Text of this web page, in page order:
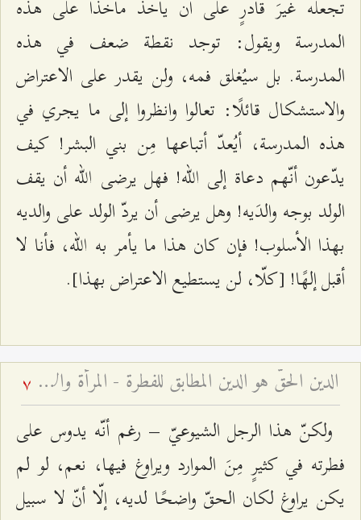
تجعله غيرَ قادرٍ على أن يأخذ مأخذًا على هذه
المدرسة ويقول: توجد نقطة ضعف في هذه
المدرسة. بل سيُغلق فمه، ولن يقدر على الاعتراض
والاستشكال قائلًا: تعالوا وانظروا إلى ما يجري في
هذه المدرسة، أيُعدّ أتباعها مِن بني البشر! كيف
يدّعون أنّهم دعاة إلى الله! فهل يرضى الله أن يقف
الولد بوجه والدَيه! وهل يرضى أن يردّ الولد على والديه
بهذا الأسلوب! فإن كان هذا ما يأمر به الله، فأنا لا
أقبل إلهًا! [كلّا، لن يستطيع الاعتراض بهذا].
الدين الحقّ هو الدين المطابق للفطرة - المرأة والأسرة – قم – الجلسة السابعة 7
ولكنّ هذا الرجل الشيوعيّ – رغم أنّه يدوس على
فطرته في كثيرٍ مِنَ الموارد ويراوغ فيها، نعم، لو لم
يكن يراوغ لكان الحقّ واضحًا لديه، إلّا أنّ لا سبيل